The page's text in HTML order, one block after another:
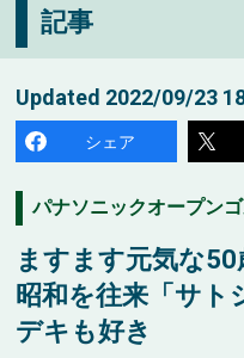
記事
Updated 2022/09/23
シェア
パナソニックオープン
ますます元気な
昭和を往来「サト
デキも好き